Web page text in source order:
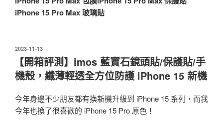
iPhone 15 Pro Max 玻璃貼
發
2023-11-13
【開箱評測】imos 藍寶石鏡頭貼/保護貼/手
機殼，纖薄輕透全方位防護 iPhone 15 新機
今年身邊不少朋友都有換新機升級到 iPhone 15 系列，而我
今年也換了很喜歡的 iPhone 15 Pro 原色！